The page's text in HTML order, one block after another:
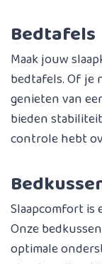
Bedtafels
Maak jouw
bedtafels. Of je
genieten van
bieden
controle hebt
Slaapcomfort is
Onze
optimale